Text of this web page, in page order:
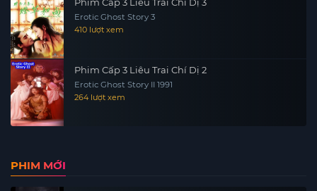
Phim Cấp 3 Liêu Trai Chí Dị 3
Erotic Ghost Story 3
410 lượt xem
Phim Cấp 3 Liêu Trai Chí Dị 2
Erotic Ghost Story II 1991
264 lượt xem
PHIM MỚI